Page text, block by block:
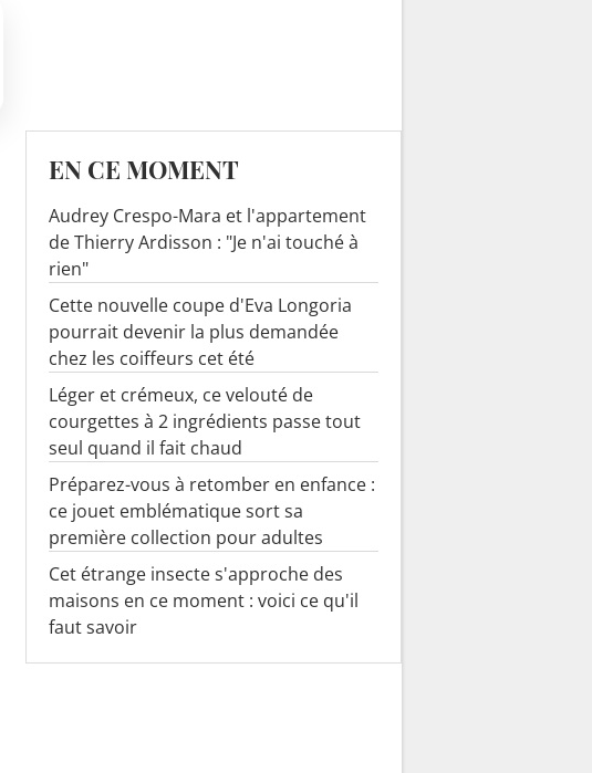
EN CE MOMENT
Audrey Crespo-Mara et l'appartement
de Thierry Ardisson : "Je n'ai touché à
rien"
Cette nouvelle coupe d'Eva Longoria
pourrait devenir la plus demandée
chez les coiffeurs cet été
Léger et crémeux, ce velouté de
courgettes à 2 ingrédients passe tout
seul quand il fait chaud
Préparez-vous à retomber en enfance :
ce jouet emblématique sort sa
première collection pour adultes
Cet étrange insecte s'approche des
maisons en ce moment : voici ce qu'il
faut savoir